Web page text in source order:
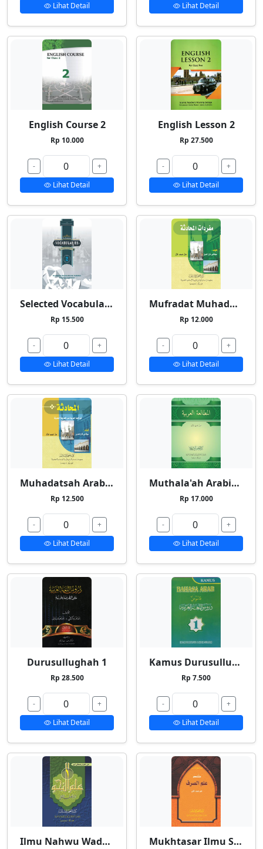
Lihat Detail
Lihat Detail
English Course 2
Rp 10.000
-
+
Lihat Detail
English Lesson 2
Rp 27.500
-
+
Lihat Detail
Selected Vocabularies 2
Rp 15.500
-
+
Lihat Detail
Mufradat Muhadatsah
Rp 12.000
-
+
Lihat Detail
Muhadatsah Arabiyyah
Rp 12.500
-
+
Lihat Detail
Muthala'ah Arabiyyah
Rp 17.000
-
+
Lihat Detail
Durusullughah 1
Rp 28.500
-
+
Lihat Detail
Kamus Durusullughah 1
Rp 7.500
-
+
Lihat Detail
Ilmu Nahwu Wadhih 1 Mukhtasar Ilmu Shorf